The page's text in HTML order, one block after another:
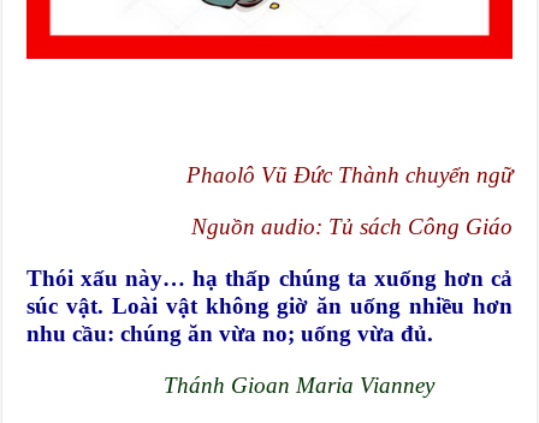
Phaolô Vũ Đức Thành chuyển ngữ
Nguồn audio: Tủ sách Công Giáo
Thói xấu này… hạ thấp chúng ta xuống hơn cả
súc vật. Loài vật không giờ ăn uống nhiều hơn
nhu cầu: chúng ăn vừa no; uống vừa đủ.
Thánh Gioan Maria Vianney